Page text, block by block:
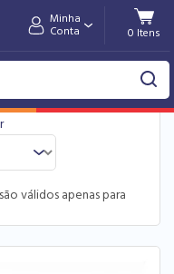
Minha
Conta
Maleta
válidos apenas para